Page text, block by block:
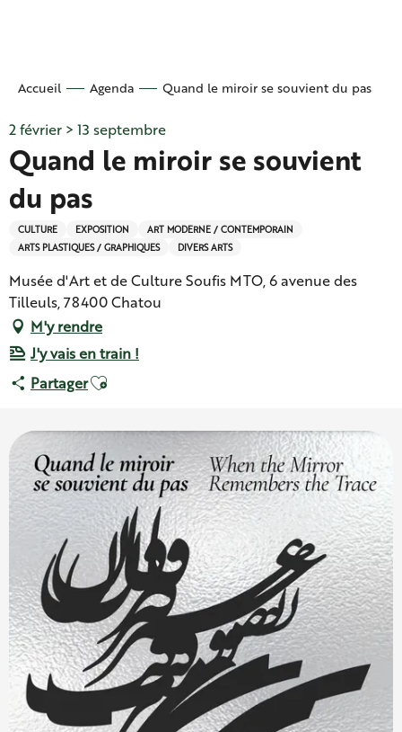
Accueil Agenda Quand le miroir se souvient du pas
2 février > 13 septembre
Quand le miroir se souvient
du pas
CULTURE EXPOSITION
ART MODERNE / CONTEMPORAIN
ARTS PLASTIQUES / GRAPHIQUES
DIVERS ARTS
Musée d'Art et de Culture Soufis MTO, 6 avenue des
Tilleuls, 78400 Chatou
M'y rendre
J'y vais en train !
PartagerAjouter aux favoris